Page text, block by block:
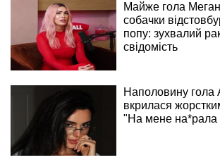
Майже гола Меган
собачки
попу: зухвалий
свідомість
Наполовину гола
вкрилася
"На мене на*рала